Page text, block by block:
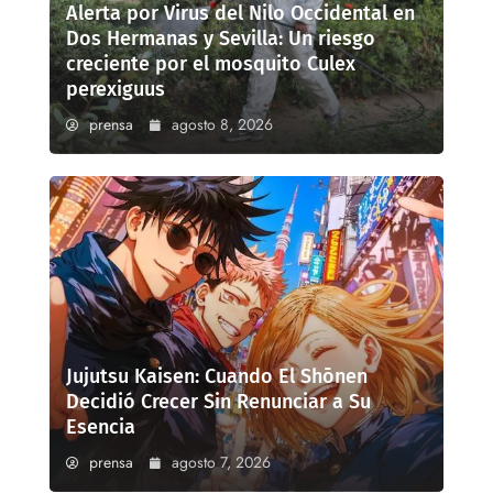
Alerta por Virus del Nilo Occidental en
Dos Hermanas y Sevilla: Un riesgo
creciente por el mosquito Culex
perexiguus
prensa agosto 8, 2026
Jujutsu Kaisen: Cuando El Shōnen
Decidió Crecer Sin Renunciar a Su
Esencia
prensa agosto 7, 2026